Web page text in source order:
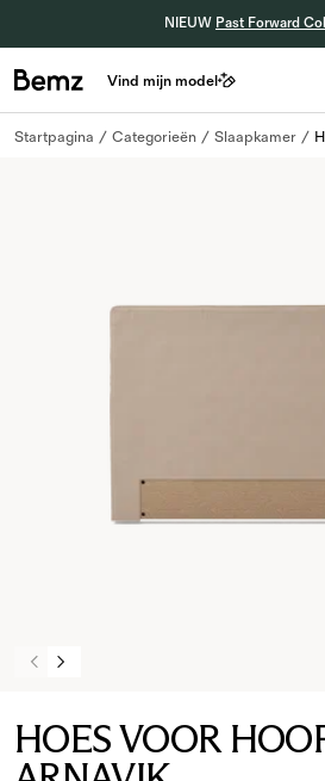
NIEUW Past Forward
Vind mijn model
Startpagina Categorieën Slaapkamer
HOES VOOR